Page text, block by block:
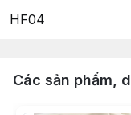
HF04
Các sản phẩm,